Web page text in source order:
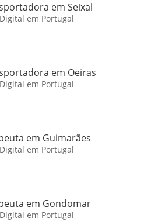
em Seixal
em Portugal
em Oeiras
em Portugal
em Guimarães
em Portugal
em Gondomar
em Portugal